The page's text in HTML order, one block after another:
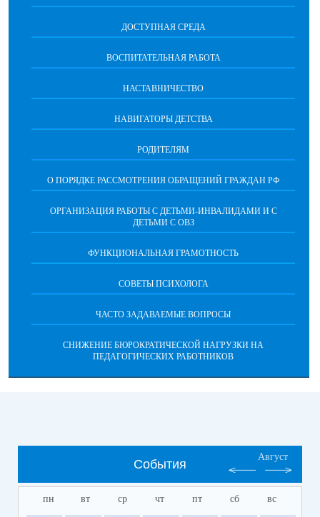
ДОСТУПНАЯ СРЕДА
ВОСПИТАТЕЛЬНАЯ РАБОТА
НАСТАВНИЧЕСТВО
НАВИГАТОРЫ ДЕТСТВА
РОДИТЕЛЯМ
О ПОРЯДКЕ РАССМОТРЕНИЯ ОБРАЩЕНИЙ ГРАЖДАН РФ
ОРГАНИЗАЦИЯ РАБОТЫ С ДЕТЬМИ-ИНВАЛИДАМИ И С
ДЕТЬМИ С ОВЗ
ФУНКЦИОНАЛЬНАЯ ГРАМОТНОСТЬ
СОВЕТЫ ПСИХОЛОГА
ЧАСТО ЗАДАВАЕМЫЕ ВОПРОСЫ
СНИЖЕНИЕ БЮРОКРАТИЧЕСКОЙ НАГРУЗКИ НА
ПЕДАГОГИЧЕСКИХ РАБОТНИКОВ
События
Август
пн вт ср чт пт сб вс